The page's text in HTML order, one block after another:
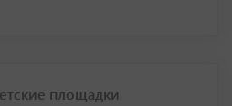
площадки